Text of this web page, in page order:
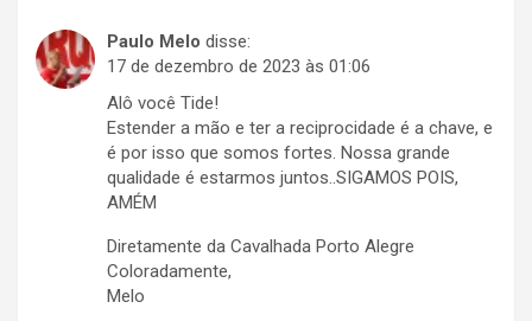
Paulo Melo disse:
17 de dezembro de 2023 às 01:06
Alô você Tide!
Estender a mão e ter a reciprocidade é a chave, e
é por isso que somos fortes. Nossa grande
qualidade é estarmos juntos..SIGAMOS POIS,
AMÉM
Diretamente da Cavalhada Porto Alegre
Coloradamente,
Melo